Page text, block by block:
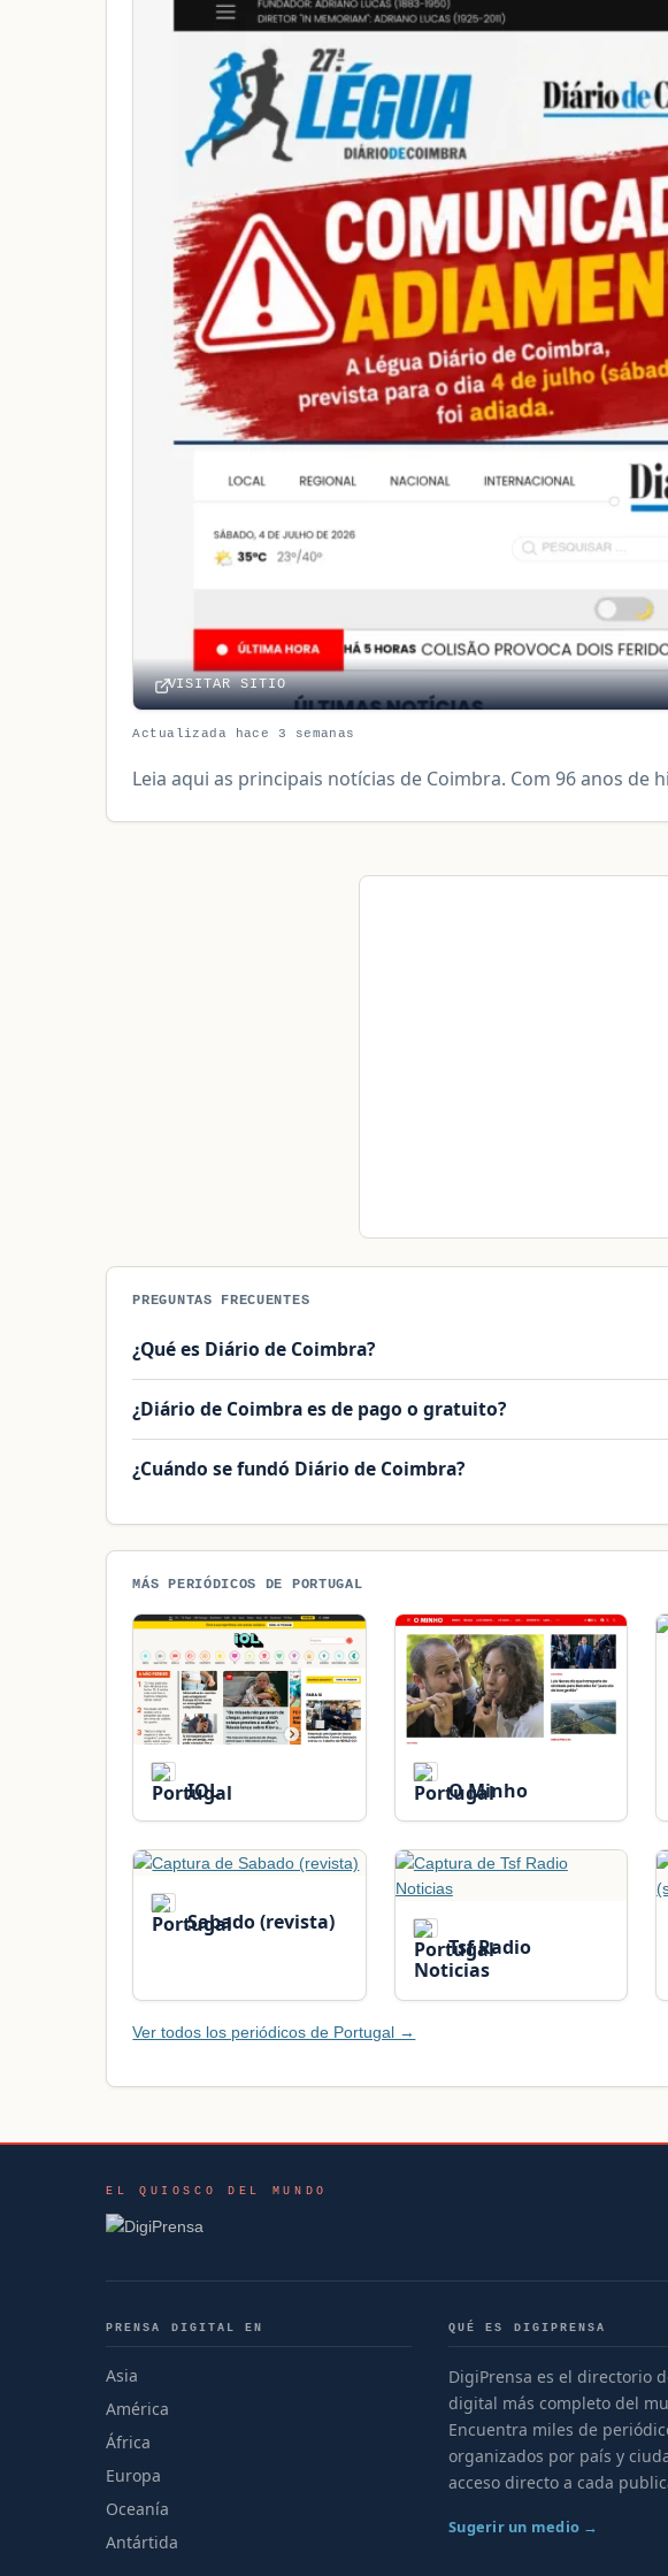
VISITAR SITIO
Actualizada hace 3 semanas
Leia aqui as principais notícias de Coimbra. Com 96 anos
PREGUNTAS FRECUENTES
¿Qué es Diário de Coimbra?
¿Diário de Coimbra es de pago o gratuito?
¿Cuándo se fundó Diário de Coimbra?
MÁS PERIÓDICOS DE PORTUGAL
IOL O Minho
Sabado (revista)
Tsf Radio
Noticias
Ver todos los periódicos de Portugal →
EL QUIOSCO DEL MUNDO
PRENSA DIGITAL EN
Asia
América
África
Europa
Oceanía
Antártida
QUÉ ES DIGIPRENSA
DigiPrensa es el directorio
digital más completo del
Encuentra miles de
organizados por país y
acceso directo a cada
Sugerir un medio →